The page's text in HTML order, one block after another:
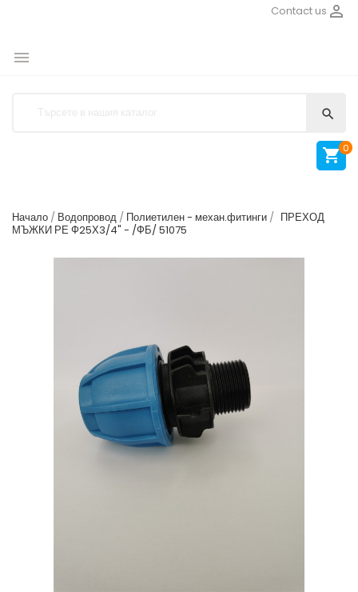

Contact us


 0
Начало Водопровод Полиетилен - механ.фитинги
ПРЕХОД
МЪЖКИ РЕ Ф25Х3/4" - /ФБ/ 51075